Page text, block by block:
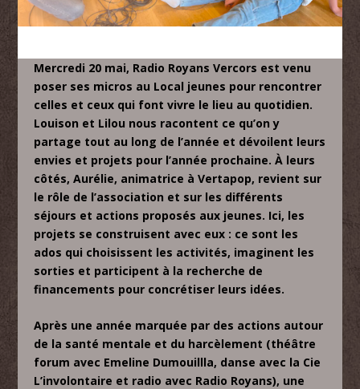
Mercredi 20 mai, Radio Royans Vercors est venu
poser ses micros au Local jeunes pour rencontrer
celles et ceux qui font vivre le lieu au quotidien.
Louison et Lilou nous racontent ce qu’on y
partage tout au long de l’année et dévoilent leurs
envies et projets pour l’année prochaine. À leurs
côtés, Aurélie, animatrice àVertapop, revient sur
le rôle de l’association et sur les différents
séjours et actions proposés aux jeunes. Ici, les
projets se construisent avec eux : ce sont les
ados qui choisissent les activités, imaginent les
sorties et participent à la recherche de
financements pour concrétiser leurs idées.
Après une année marquée par des actions autour
de la santé mentale et du harcèlement (théâtre
forum avec Emeline Dumouillla, danse avec la Cie
L’involontaire et radio avec Radio Royans), une